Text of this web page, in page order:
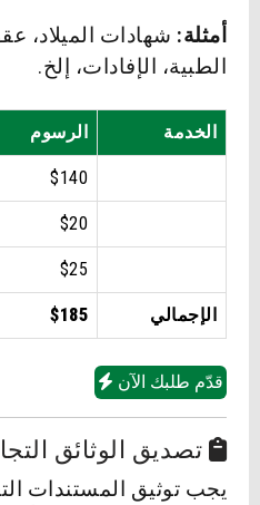
أمثلة: شهادات الميلاد،
الطبية، الإفادات، إلخ.
الخدمة الرسوم
$140
$20
$25
الإجمالي $185
قدّم طلبك الآن
تصديق الوثائق
يجب توثيق المستندات